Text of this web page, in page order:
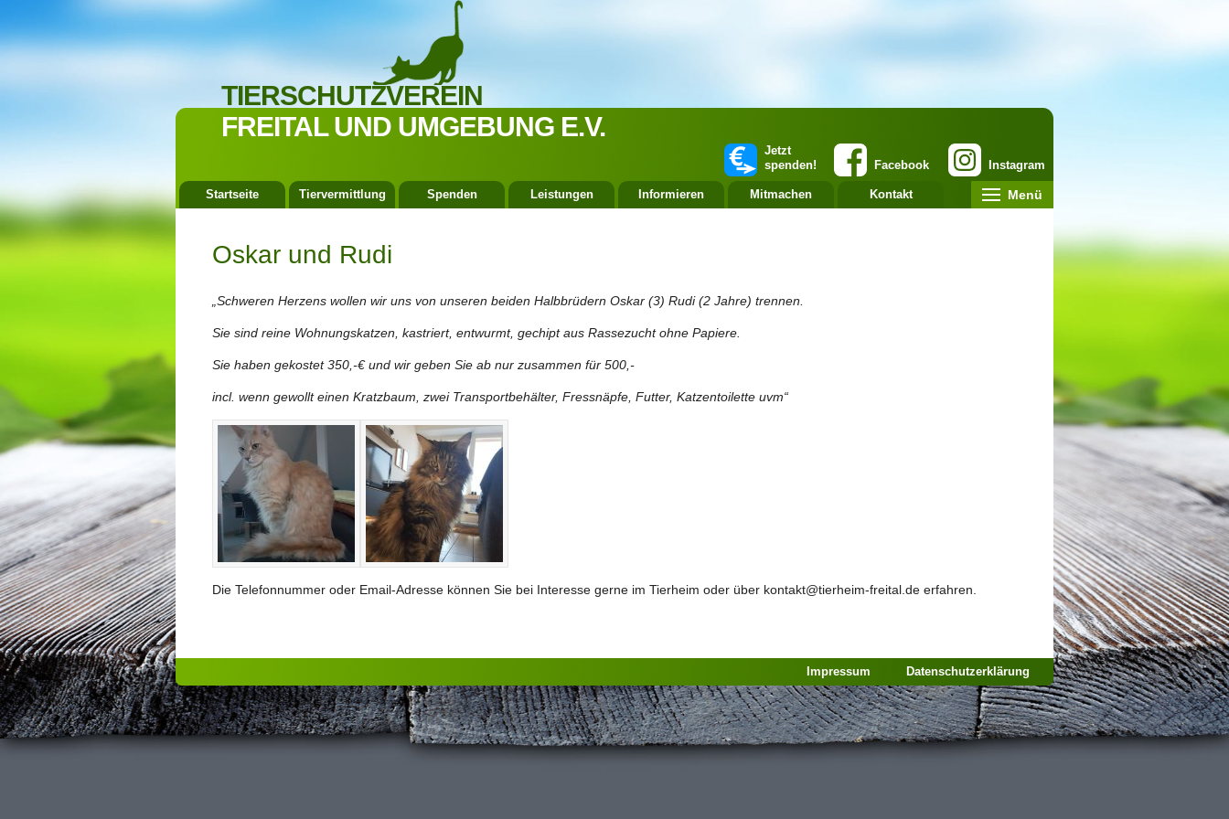
TIERSCHUTZVEREIN
FREITAL UND UMGEBUNG E.V.
Instagram
Facebook
Jetzt
spenden!
Startseite Tiervermittlung Spenden Leistungen Informieren Mitmachen Kontakt Menü
Oskar und Rudi
„Schweren Herzens wollen wir uns von unseren beiden Halbbrüdern Oskar (3) Rudi (2 Jahre) trennen.
Sie sind reine Wohnungskatzen, kastriert, entwurmt, gechipt aus Rassezucht ohne Papiere.
Sie haben gekostet 350,-€ und wir geben Sie ab nur zusammen für 500,-
incl. wenn gewollt einen Kratzbaum, zwei Transportbehälter, Fressnäpfe, Futter, Katzentoilette uvm“
Die Telefonnummer oder Email-Adresse können Sie bei Interesse gerne im Tierheim oder über kontakt@tierheim-freital.de erfahren.
Impressum Datenschutzerklärung